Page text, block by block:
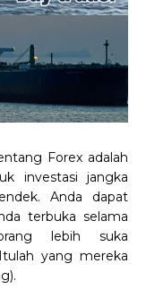
Forex adalah
investasi jangka
Anda dapat
terbuka selama
lebih suka
yang mereka